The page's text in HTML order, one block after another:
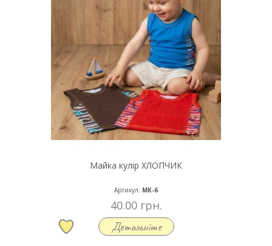
Майка кулір ХЛОПЧИК
Артикул: МК-6
40.00 грн.
Детальніше